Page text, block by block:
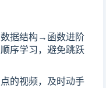
据结构→函数进阶
序学习，避免跳跃
的视频，及时动手